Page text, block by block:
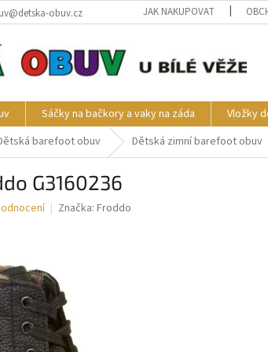
obuv.cz JAK NAKUPOVAT
Sáčky na bačkory a vaky na záda Vložky
barefoot obuv Dětská zimní barefoot obuv
G3160236
Značka: Froddo